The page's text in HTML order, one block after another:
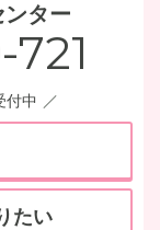
ター
付中
たい